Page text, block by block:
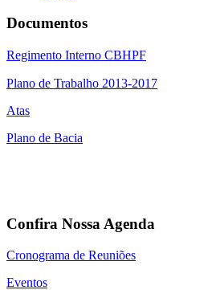
Documentos
Regimento Interno CBHPF
Plano de Trabalho 2013-2017
Atas
Plano de Bacia
Confira Nossa Agenda
Cronograma de Reuniões
Eventos